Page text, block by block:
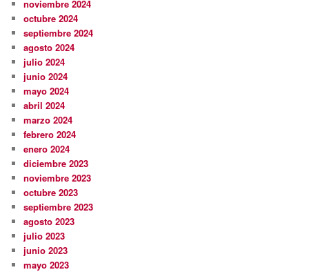
noviembre 2024
octubre 2024
septiembre 2024
agosto 2024
julio 2024
junio 2024
mayo 2024
abril 2024
marzo 2024
febrero 2024
enero 2024
diciembre 2023
noviembre 2023
octubre 2023
septiembre 2023
agosto 2023
julio 2023
junio 2023
mayo 2023